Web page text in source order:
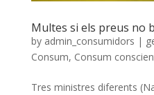
Multes si els preus no
by admin_consumidors |
Consum, Consum
Tres ministres diferents